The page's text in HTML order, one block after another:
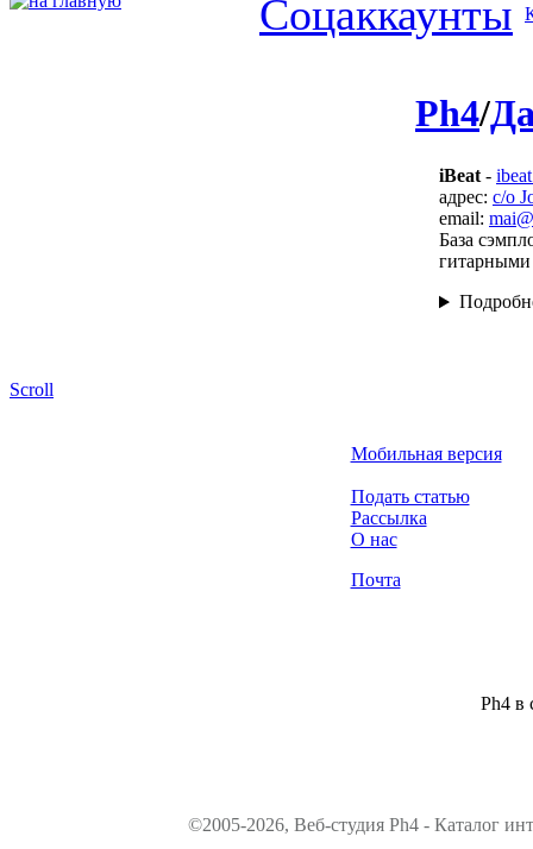
Соцаккаунты
Ph4/
iBeat -
адрес: c/o
email:
База
гитарными
Scroll
Мобильная версия
Подать статью
Рассылка
О нас
Почта
Ph4 в
©2005-2026, Веб-студия Ph4 - Каталог